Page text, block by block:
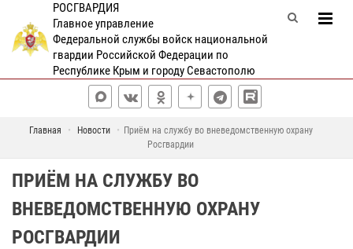
РОСГВАРДИЯ
Главное управление
Федеральной службы войск национальной
гвардии Российской Федерации по
Республике Крым и городу Севастополю
Главная Новости
Приём на службу во вневедомственную охрану
Росгвардии
ПРИЁМ НА СЛУЖБУ ВО
ВНЕВЕДОМСТВЕННУЮ ОХРАНУ
РОСГВАРДИИ